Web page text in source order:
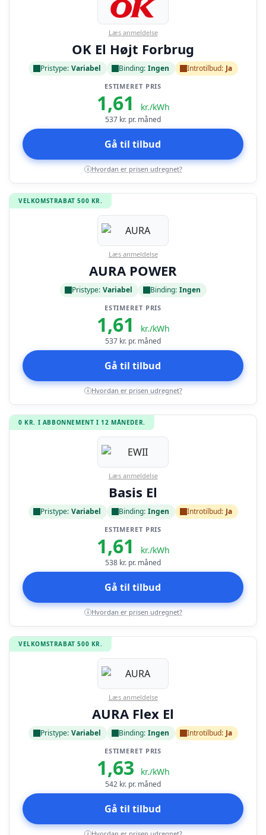
Læs anmeldelse
OK El Højt Forbrug
Pristype: Variabel Binding: Ingen Introtilbud: Ja
ESTIMERET PRIS
1,61 kr./kWh
537 kr. pr. måned
Gå til tilbud
i Hvordan er prisen udregnet?
VELKOMSTRABAT 500 KR.
Læs anmeldelse
AURA POWER
Pristype: Variabel Binding: Ingen
ESTIMERET PRIS
1,61 kr./kWh
537 kr. pr. måned
Gå til tilbud
i Hvordan er prisen udregnet?
0 KR. I ABBONNEMENT I 12 MÅNEDER.
Læs anmeldelse
Basis El
Pristype: Variabel Binding: Ingen Introtilbud: Ja
ESTIMERET PRIS
1,61 kr./kWh
538 kr. pr. måned
Gå til tilbud
i Hvordan er prisen udregnet?
VELKOMSTRABAT 500 KR.
Læs anmeldelse
AURA Flex El
Pristype: Variabel Binding: Ingen Introtilbud: Ja
ESTIMERET PRIS
1,63 kr./kWh
542 kr. pr. måned
Gå til tilbud
i